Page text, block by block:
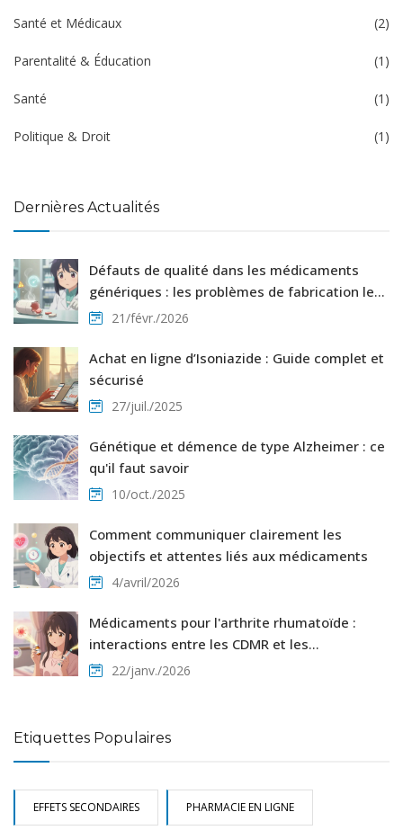
Santé et Médicaux (2)
Parentalité & Éducation (1)
Santé (1)
Politique & Droit (1)
Dernières Actualités
Défauts de qualité dans les médicaments
génériques : les problèmes de fabrication les
plus courants
21/févr./2026
Achat en ligne d’Isoniazide : Guide complet et
sécurisé
27/juil./2025
Génétique et démence de type Alzheimer : ce
qu'il faut savoir
10/oct./2025
Comment communiquer clairement les
objectifs et attentes liés aux médicaments
4/avril/2026
Médicaments pour l'arthrite rhumatoïde :
interactions entre les CDMR et les
biothérapies
22/janv./2026
Etiquettes Populaires
EFFETS SECONDAIRES PHARMACIE EN LIGNE